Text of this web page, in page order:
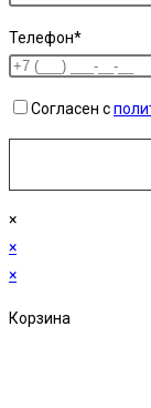
Телефон*
Согласен с
×
×
×
Корзина